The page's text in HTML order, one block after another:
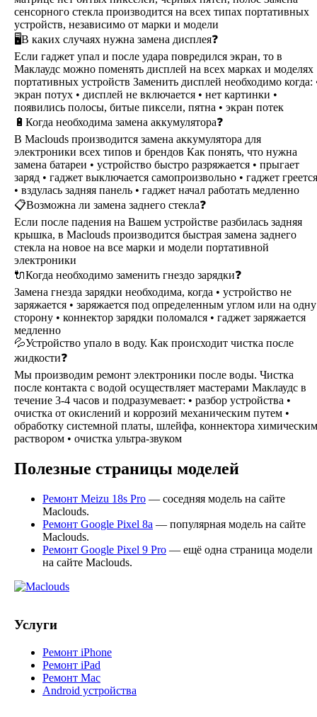
сенсорного стекла производится на всех типах портативных
устройств, независимо от марки и модели
🖥В каких случаях нужна замена дисплея❓
Если гаджет упал и после удара повредился экран, то в
Маклаудс можно поменять дисплей на всех марках и моделях
портативных устройств Заменить дисплей необходимо когда:
экран потух • дисплей не включается • нет картинки •
появились полосы, битые пиксели, пятна • экран потек
🔋Когда необходима замена аккумулятора❓
В Maclouds производится замена аккумулятора для
электроники всех типов и брендов Как понять, что нужна
замена батареи • устройство быстро разряжается • прыгает
заряд • гаджет выключается самопроизвольно • гаджет греется
• вздулась задняя панель • гаджет начал работать медленно
📋Возможна ли замена заднего стекла❓
Если после падения на Вашем устройстве разбилась задняя
крышка, в Maclouds производится быстрая замена заднего
стекла на новое на все марки и модели портативной
электроники
🔌Когда необходимо заменить гнездо зарядки❓
Замена гнезда зарядки необходима, когда • устройство не
заряжается • заряжается под определенным углом или на одну
сторону • коннектор зарядки поломался • гаджет заряжается
медленно
💦Устройство упало в воду. Как происходит чистка после
жидкости❓
Мы производим ремонт электроники после воды. Чистка
после контакта с водой осуществляет мастерами Маклаудс в
течение 3-4 часов и подразумевает: • разбор устройства •
очистка от окислений и коррозий механическим путем •
обработку системной платы, шлейфа, коннектора химическим
раствором • очистка ультра-звуком
Полезные страницы моделей
Ремонт Meizu 18s Pro — соседняя модель на сайте
Maclouds.
Ремонт Google Pixel 8a — популярная модель на сайте
Maclouds.
Ремонт Google Pixel 9 Pro — ещё одна страница модели
на сайте Maclouds.
Услуги
Ремонт iPhone
Ремонт iPad
Ремонт Mac
Android устройства